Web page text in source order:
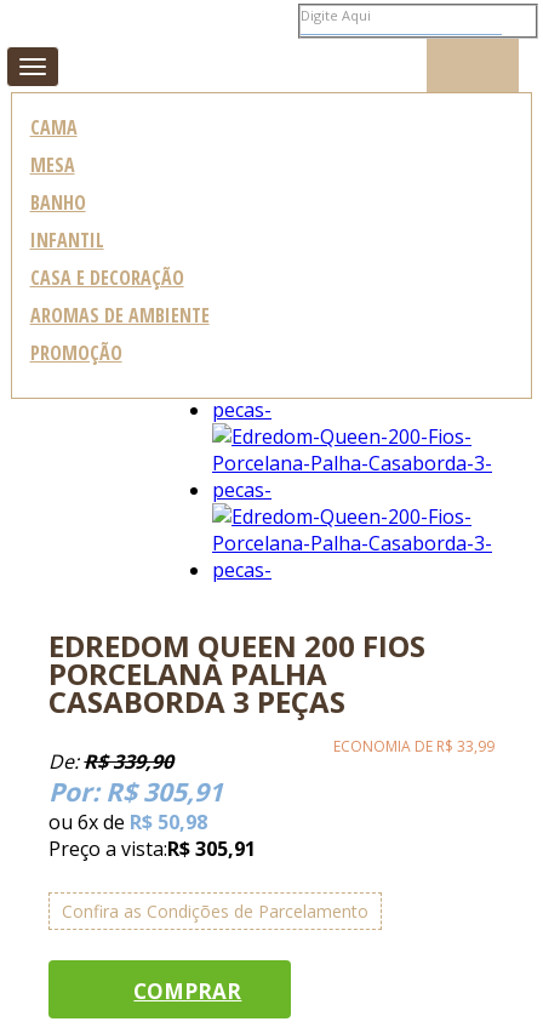
Toggle
navigation
CAMA
MESA
BANHO
INFANTIL
CASA E DECORAÇÃO
AROMAS DE AMBIENTE
PROMOÇÃO
EMPORIO E CIA
CAMA/
EDREDON/
EDREDOM QUEEN 200 FIOS
PORCELANA PALHA
CASABORDA 3 PEÇAS
De:R$ 339,90
Por:R$ 305,91
ou6xde R$ 50,98
Preço a vista:R$ 305,91
ECONOMIA DE R$ 33,99
Confira as Condições de Parcelamento
COMPRAR